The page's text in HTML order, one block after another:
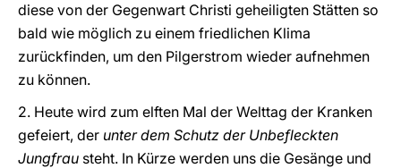
diese von der Gegenwart Christi geheiligten Stätten so
bald wie möglich zu einem friedlichen Klima
zurückfinden, um den Pilgerstrom wieder aufnehmen
zu können.
2. Heute wird zum elften Mal der Welttag der Kranken
gefeiert, der unter dem Schutz der Unbefleckten
Jungfrau steht. In Kürze werden uns die Gesänge und